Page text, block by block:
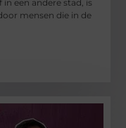
in een andere stad, is
mensen die in de